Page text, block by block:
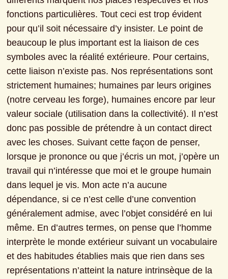
fonctions particulières. Tout ceci est trop évident
pour qu’il soit nécessaire d’y insister. Le point de
beaucoup le plus important est la liaison de ces
symboles avec la réalité extérieure. Pour certains,
cette liaison n’existe pas. Nos représentations sont
strictement humaines; humaines par leurs origines
(notre cerveau les forge), humaines encore par leur
valeur sociale (utilisation dans la collectivité). Il n’est
donc pas possible de prétendre à un contact direct
avec les choses. Suivant cette façon de penser,
lorsque je prononce ou que j’écris un mot, j’opère un
travail qui n’intéresse que moi et le groupe humain
dans lequel je vis. Mon acte n’a aucune
dépendance, si ce n’est celle d’une convention
généralement admise, avec l’objet considéré en lui
même. En d’autres termes, on pense que l’homme
interprète le monde extérieur suivant un vocabulaire
et des habitudes établies mais que rien dans ses
représentations n’atteint la nature intrinsèque de la